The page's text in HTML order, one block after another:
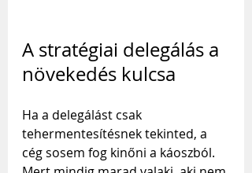
A stratégiai delegálás a
növekedés kulcsa
Ha a delegálást csak
tehermentesítésnek tekinted, a
cég sosem fog kinőni a káoszból.